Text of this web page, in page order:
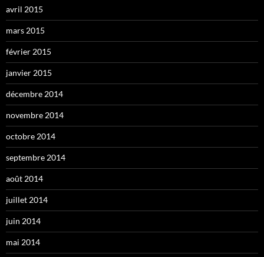
avril 2015
mars 2015
février 2015
janvier 2015
décembre 2014
novembre 2014
octobre 2014
septembre 2014
août 2014
juillet 2014
juin 2014
mai 2014